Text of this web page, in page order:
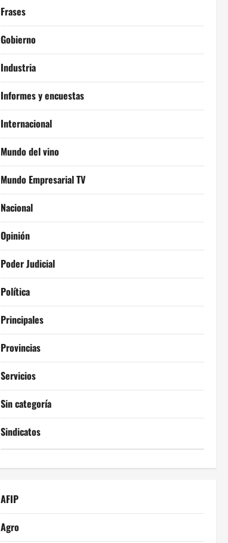
Frases
Gobierno
Industria
Informes y encuestas
Internacional
Mundo del vino
Mundo Empresarial TV
Nacional
Opinión
Poder Judicial
Política
Principales
Provincias
Servicios
Sin categoría
Sindicatos
AFIP
Agro